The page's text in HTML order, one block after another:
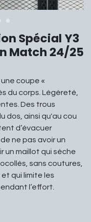
Spécial Y3
Match 24/25
coupe «
du corps. Légèreté,
Des trous
dos, ainsi qu'au cou
d’évacuer
ne pas avoir un
un maillot qui sèche
sans coutures,
qui limite les
l’effort.